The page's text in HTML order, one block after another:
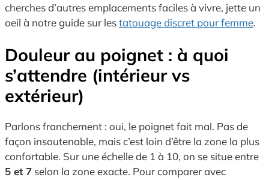
cherches d’autres emplacements faciles à vivre, jette un
oeil à notre guide sur lestatouage discret pour femme.
Douleur au poignet : à quoi
s’attendre (intérieur vs
extérieur)
Parlons franchement : oui, le poignet fait mal. Pas de
façon insoutenable, mais c’est loin d’être la zone la plus
confortable. Sur une échelle de 1 à 10, on se situe entre
5 et 7 selon la zone exacte. Pour comparer avec